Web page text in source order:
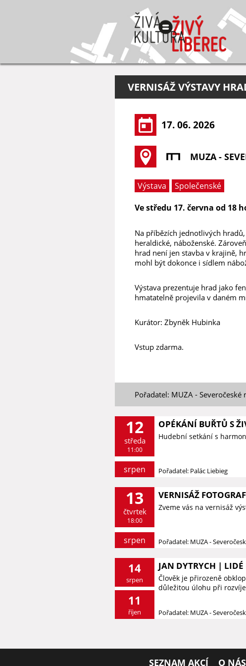
VERNISÁŽ VÝSTAVY
17. 06. 2026
MUZA -
Výstava
Společenské
Ve středu 17. června od 18
Na příbězích jednotlivých
heraldické, náboženské.
hrad není jen stavba v krajině,
mohl být dokonce i sídlem
Výstava prezentuje hrad jako
hmatatelně projevila v daném
Kurátor: Zbyněk Hubinka
Vstup zdarma.
Pořadatel: MUZA - Severočeské
12
středa
11:00
srpen
OPÉKÁNÍ BUŘTŮ S
Hudební setkání s
Pořadatel: Palác Liebieg
13
čtvrtek
18:00
srpen
VERNISÁŽ
Zveme vás na vernisáž
Pořadatel: MUZA -
14
srpen
11
říjen
JAN DYTRYCH |
Člověk je přirozeně
důležitou úlohu při
Pořadatel: MUZA -
SEZNAM AKCÍ O NÁS